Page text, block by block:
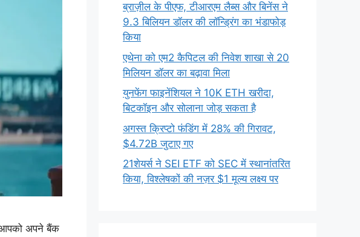
आपको अपने बैंक
ब्राज़ील के पीएफ, टीआरएम लैब्स और बिनेंस ने
9.3 बिलियन डॉलर की लॉन्ड्रिंग का भंडाफोड़
किया
एथेना को एम2 कैपिटल की निवेश शाखा से 20
मिलियन डॉलर का बढ़ावा मिला
युनफेंग फाइनेंशियल ने 10K ETH खरीदा,
बिटकॉइन और सोलाना जोड़ सकता है
अगस्त क्रिप्टो फंडिंग में 28% की गिरावट,
$4.72B जुटाए गए
21शेयर्स ने SEI ETF को SEC में स्थानांतरित
किया, विश्लेषकों की नज़र $1 मूल्य लक्ष्य पर